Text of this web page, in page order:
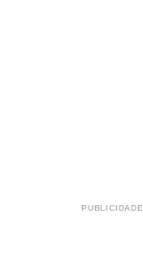
PUBLICIDADE